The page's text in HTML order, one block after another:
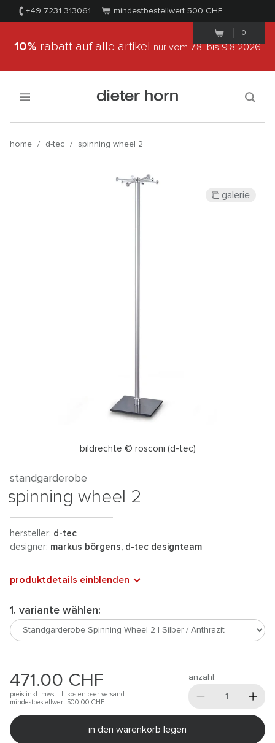
+49 7231 313061 mindestbestellwert 500 CHF
0
10% rabatt auf alle artikel nur vom 7.8.bis 9.8.2026
home / d-tec / spinning wheel 2
bildrechte © rosconi (d-tec)
galerie
standgarderobe
spinning wheel 2
hersteller: d-tec
designer: markus börgens, d-tec designteam
produktdetails einblenden
1. variante wählen:
471.00 CHF
preis inkl. mwst. |
kostenloser versand
mindestbestellwert 500.00 CHF
anzahl:
in den warenkorb legen